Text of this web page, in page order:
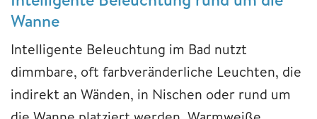
Wanne
Intelligente Beleuchtung im Bad nutzt
dimmbare, oft farbveränderliche Leuchten, die
indirekt an Wänden, in Nischen oder rund um